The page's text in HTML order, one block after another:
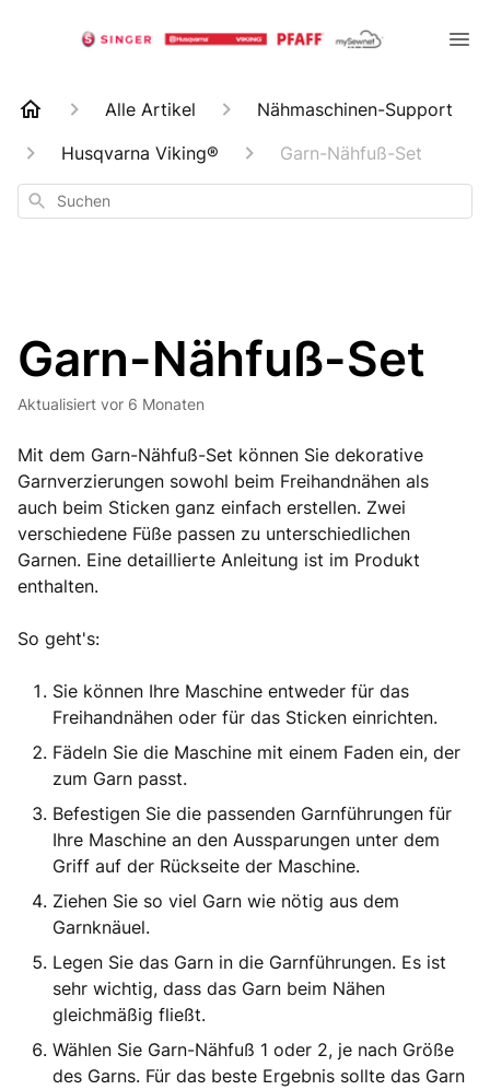
Alle Artikel
Nähmaschinen-Support
Husqvarna Viking®
Garn-Nähfuß-Set
Suchen
Garn-Nähfuß-Set
Aktualisiert vor 6 Monaten
Mit dem Garn-Nähfuß-Set können Sie dekorative
Garnverzierungen sowohl beim Freihandnähen als
auch beim Sticken ganz einfach erstellen. Zwei
verschiedene Füße passen zu unterschiedlichen
Garnen. Eine detaillierte Anleitung ist im Produkt
enthalten.
So geht's:
Sie können Ihre Maschine entweder für das
Freihandnähen oder für das Sticken einrichten.
Fädeln Sie die Maschine mit einem Faden ein, der
zum Garn passt.
Befestigen Sie die passenden Garnführungen für
Ihre Maschine an den Aussparungen unter dem
Griff auf der Rückseite der Maschine.
Ziehen Sie so viel Garn wie nötig aus dem
Garnknäuel.
Legen Sie das Garn in die Garnführungen. Es ist
sehr wichtig, dass das Garn beim Nähen
gleichmäßig fließt.
Wählen Sie Garn-Nähfuß 1 oder 2, je nach Größe
des Garns. Für das beste Ergebnis sollte das Garn